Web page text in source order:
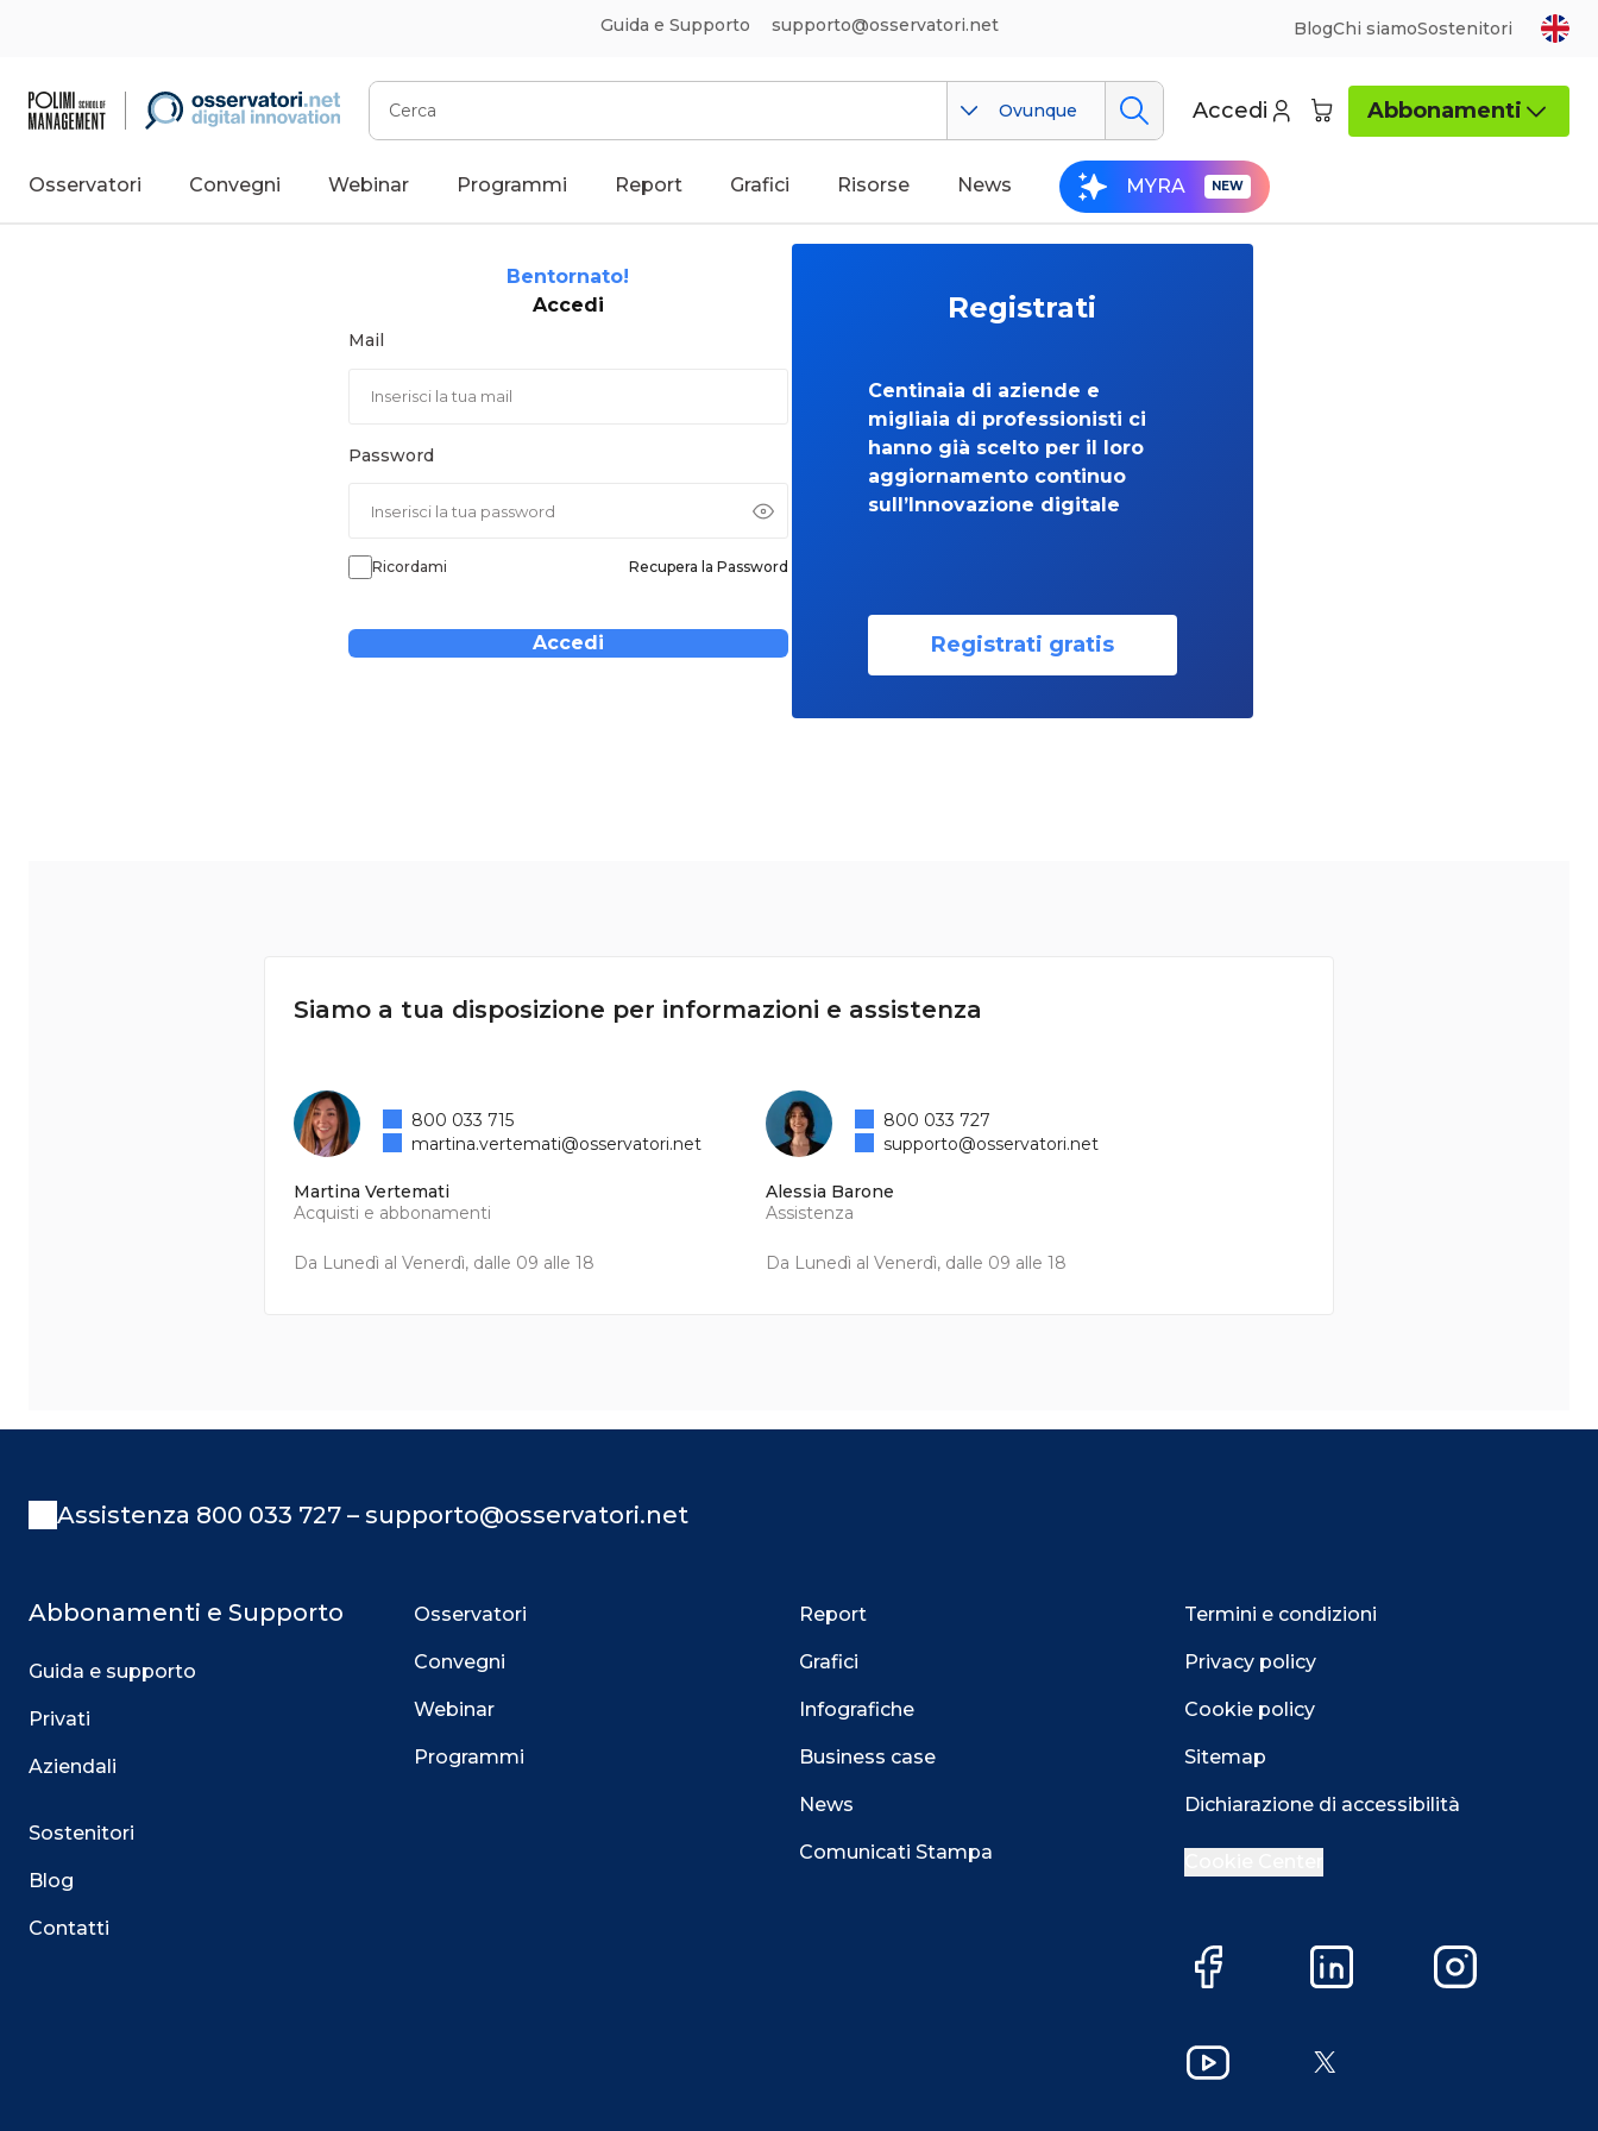
Guida e Supporto supporto@osservatori.net BlogChi siamoSostenitori
Cerca
Ovunque Accedi Abbonamenti
Osservatori Convegni Webinar Programmi Report Grafici Risorse News MYRA
Bentornato!
Accedi
Mail
Password
Ricordami Recupera la Password
Accedi
Registrati
Centinaia di aziende e
migliaia di professionisti ci
hanno già scelto per il loro
aggiornamento continuo
sull’Innovazione digitale
Registrati gratis
Siamo a tua disposizione per informazioni e assistenza
Martina Vertemati
Acquisti e abbonamenti
Da Lunedì al Venerdì, dalle 09 alle 18
800 033 715
martina.vertemati@osservatori.net
Alessia Barone
Assistenza
Da Lunedì al Venerdì, dalle 09 alle 18
800 033 727
supporto@osservatori.net
Assistenza 800 033 727 – supporto@osservatori.net
Abbonamenti e Supporto
Guida e supporto
Privati
Aziendali
Sostenitori
Blog
Contatti
Osservatori
Convegni
Webinar
Programmi
Report
Grafici
Infografiche
Business case
News
Comunicati Stampa
Termini e condizioni
Privacy policy
Cookie policy
Sitemap
Dichiarazione di accessibilità
Facebook LinkedIn Instagram
YouTube X
Accetta Più opzioni